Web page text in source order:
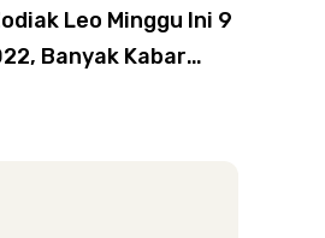
Leo Minggu Ini 9
Banyak Kabar